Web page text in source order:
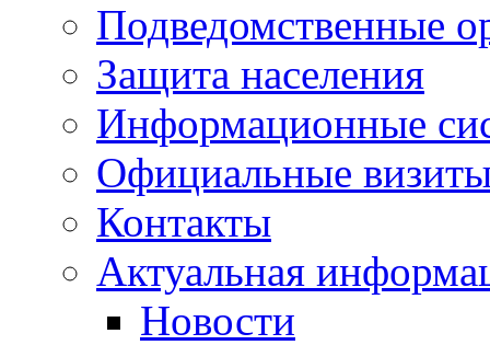
Подведомственные
Защита населения
Информационные
Официальные
Контакты
Актуальная
Новости